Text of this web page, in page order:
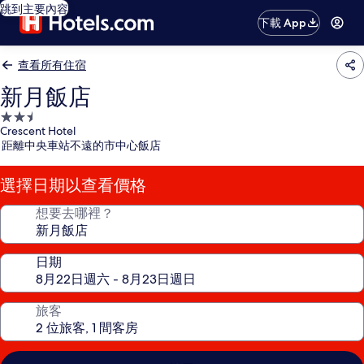
跳到主要內容
下載 App
查看所有住宿
新月飯店
2.5
星
級
住
宿
Crescent Hotel
距離中央車站不遠的市中心飯店
選擇日期以查看價格
想要去哪裡？
日期
旅客